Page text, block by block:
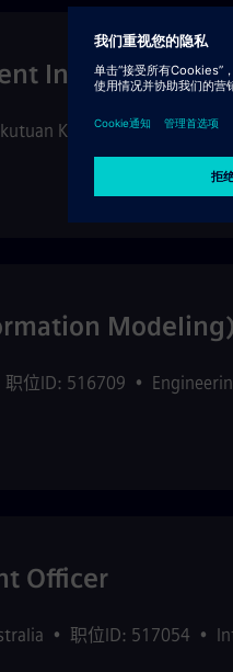
Intern
Kuala Lumpur ,Malaysia
职位ID: 516709 •
Officer
• 职位ID: 517054 •